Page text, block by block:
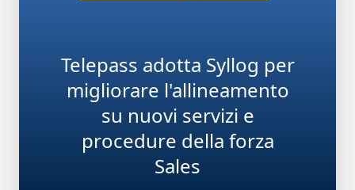
Telepass adotta Syllog per
migliorare l'allineamento
su nuovi servizi e
procedure della forza
Sales